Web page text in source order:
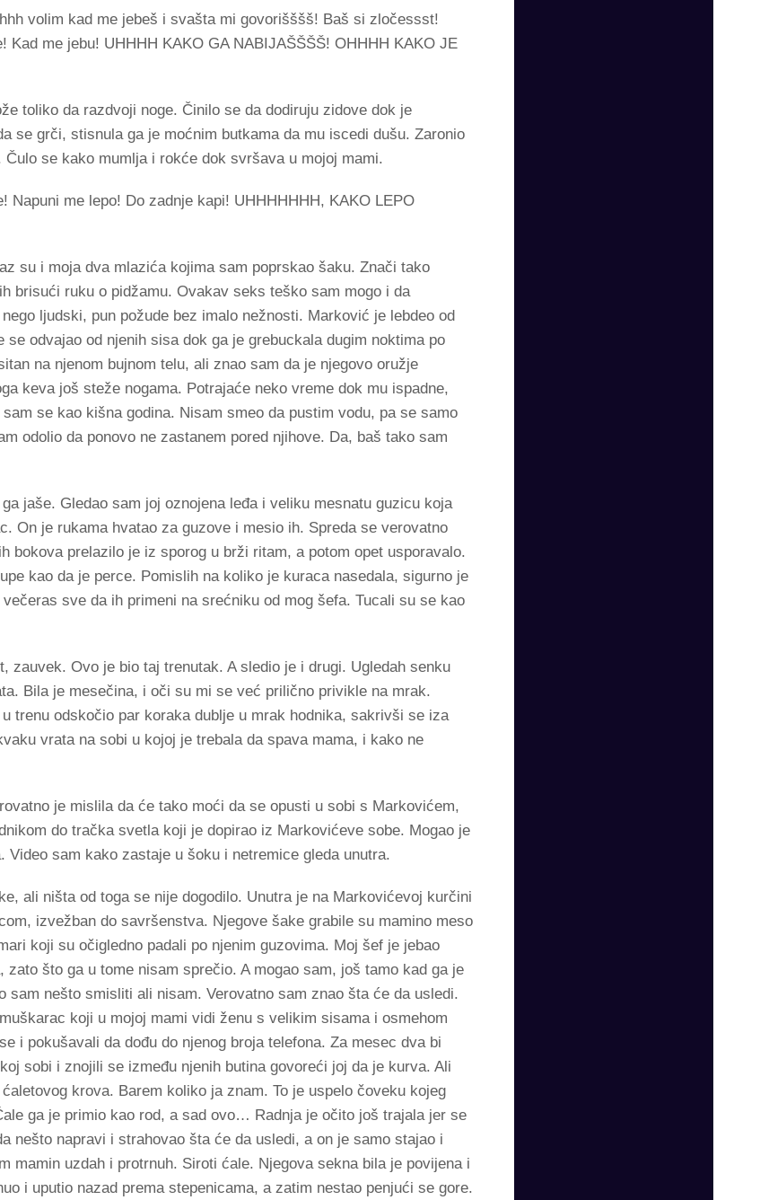
volim kad me jebeš i svašta mi govorišššš! Baš si zločessst!
Kad me jebu! UHHHH KAKO GA NABIJAŠŠŠŠ! OHHHH KAKO JE
toliko da razdvoji noge. Činilo se da dodiruju zidove dok je
se grči, stisnula ga je moćnim butkama da mu iscedi dušu. Zaronio
se kako mumlja i rokće dok svršava u mojoj mami.
Napuni me lepo! Do zadnje kapi! UHHHHHHH, KAKO LEPO
su i moja dva mlazića kojima sam poprskao šaku. Znači tako
brisući ruku o pidžamu. Ovakav seks teško sam mogo i da
ljudski, pun požude bez imalo nežnosti. Marković je lebdeo od
odvajao od njenih sisa dok ga je grebuckala dugim noktima po
na njenom bujnom telu, ali znao sam da je njegovo oružje
keva još steže nogama. Potrajaće neko vreme dok mu ispadne,
se kao kišna godina. Nisam smeo da pustim vodu, pa se samo
odolio da ponovo ne zastanem pored njihove. Da, baš tako sam
jaše. Gledao sam joj oznojena leđa i veliku mesnatu guzicu koja
On je rukama hvatao za guzove i mesio ih. Spreda se verovatno
bokova prelazilo je iz sporog u brži ritam, a potom opet usporavalo.
kao da je perce. Pomislih na koliko je kuraca nasedala, sigurno je
sve da ih primeni na srećniku od mog šefa. Tucali su se kao
zauvek. Ovo je bio taj trenutak. A sledio je i drugi. Ugledah senku
Bila je mesečina, i oči su mi se već prilično privikle na mrak.
trenu odskočio par koraka dublje u mrak hodnika, sakrivši se iza
vrata na sobi u kojoj je trebala da spava mama, i kako ne
je mislila da će tako moći da se opusti u sobi s Markovićem,
do tračka svetla koji je dopirao iz Markovićeve sobe. Mogao je
Video sam kako zastaje u šoku i netremice gleda unutra.
ali ništa od toga se nije dogodilo. Unutra je na Markovićevoj kurčini
izvežban do savršenstva. Njegove šake grabile su mamino meso
koji su očigledno padali po njenim guzovima. Moj šef je jebao
što ga u tome nisam sprečio. A mogao sam, još tamo kad ga je
sam nešto smisliti ali nisam. Verovatno sam znao šta će da usledi.
koji u mojoj mami vidi ženu s velikim sisama i osmehom
i pokušavali da dođu do njenog broja telefona. Za mesec dva bi
sobi i znojili se između njenih butina govoreći joj da je kurva. Ali
krova. Barem koliko ja znam. To je uspelo čoveku kojeg
ga je primio kao rod, a sad ovo… Radnja je očito još trajala jer se
nešto napravi i strahovao šta će da usledi, a on je samo stajao i
mamin uzdah i protrnuh. Siroti ćale. Njegova sekna bila je povijena i
i uputio nazad prema stepenicama, a zatim nestao penjući se gore.